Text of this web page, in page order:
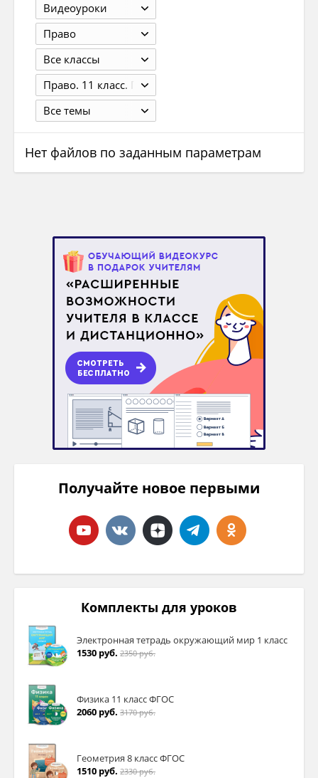
Видеоуроки
Право
Все классы
Право. 11 класс. Профильный уровень. Под ред. Боголюбова Л.Н. и др. М.: 2017. — 319 с.
Все темы
Нет файлов по заданным параметрам
Получайте новое первыми
Комплекты для уроков
Электронная тетрадь окружающий мир 1 класс
1530 руб. 2350 руб.
Физика 11 класс ФГОС
2060 руб. 3170 руб.
Геометрия 8 класс ФГОС
1510 руб. 2330 руб.